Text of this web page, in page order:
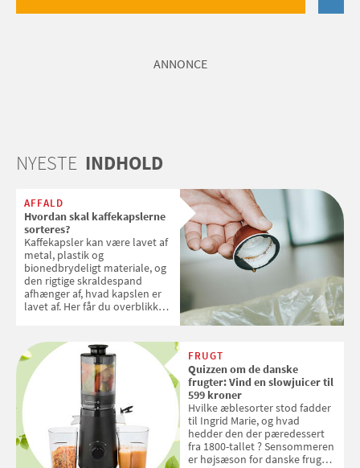
ANNONCE
NYESTE INDHOLD
AFFALD
Hvordan skal kaffekapslerne
sorteres?
Kaffekapsler kan være lavet af
metal, plastik og
bionedbrydeligt materiale, og
den rigtige skraldespand
afhænger af, hvad kapslen er
lavet af. Her får du overblikket
FRUGT
Quizzen om de danske
frugter: Vind en slowjuicer til
599 kroner
Hvilke æblesorter stod fadder
til Ingrid Marie, og hvad
hedder den der pæredessert
fra 1800-tallet ? Sensommeren
er højsæson for danske fruger,